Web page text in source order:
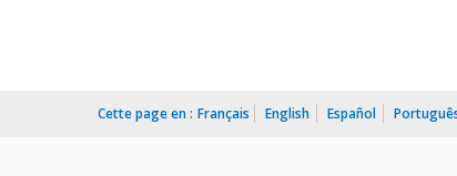
Cette page en : Français English Español